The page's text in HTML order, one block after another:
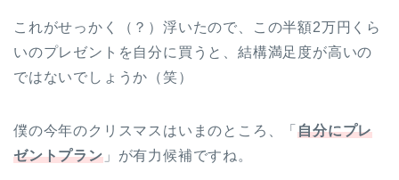
これがせっかく（？）浮いたので、この半額2万円くら
いのプレゼントを自分に買うと、結構満足度が高いの
ではないでしょうか（笑）
僕の今年のクリスマスはいまのところ、「自分にプレ
ゼントプラン」が有力候補ですね。